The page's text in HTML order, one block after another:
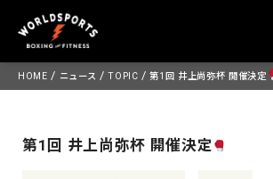
Skip
to
HOME / ニュース /TOPIC /第1回 井上尚弥杯 開催決定
第1回 井上尚弥杯 開催決定